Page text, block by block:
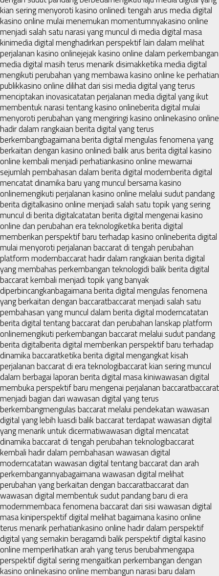
kian sering menyoroti kasino onlinedi tengah arus media digital
kasino online mulai menemukan momentumnyakasino online
menjadi salah satu narasi yang muncul di media digital masa
kinimedia digital menghadirkan perspektif lain dalam melihat
perjalanan kasino onlinejejak kasino online dalam perkembangan
media digital masih terus menarik disimakketika media digital
mengikuti perubahan yang membawa kasino online ke perhatian
publikkasino online dilihat dari sisi media digital yang terus
menciptakan inovasicatatan perjalanan media digital yang ikut
membentuk narasi tentang kasino onlineberita digital mulai
menyoroti perubahan yang mengiringi kasino onlinekasino online
hadir dalam rangkaian berita digital yang terus
berkembangbagaimana berita digital mengulas fenomena yang
berkaitan dengan kasino onlinedi balik arus berita digital kasino
online kembali menjadi perhatiankasino online mewarnai
sejumlah pembahasan dalam berita digital modernberita digital
mencatat dinamika baru yang muncul bersama kasino
onlinemengikuti perjalanan kasino online melalui sudut pandang
berita digitalkasino online menjadi salah satu topik yang sering
muncul di berita digitalcatatan berita digital mengenai kasino
online dan perubahan era teknologiketika berita digital
memberikan perspektif baru terhadap kasino onlineberita digital
mulai menyoroti perjalanan baccarat di tengah perubahan
platform modernbaccarat hadir dalam rangkaian berita digital
yang membahas perkembangan teknologidi balik berita digital
baccarat kembali menjadi topik yang banyak
diperbincangkanbagaimana berita digital mengulas fenomena
yang berkaitan dengan baccaratbaccarat menjadi salah satu
pembahasan yang muncul dalam berita digital moderncatatan
berita digital tentang baccarat dan perubahan lanskap platform
onlinemengikuti perkembangan baccarat melalui sudut pandang
berita digitalberita digital memberikan perspektif baru terhadap
dinamika baccaratketika berita digital mengangkat kisah
perjalanan baccarat di era teknologibaccarat kian sering muncul
dalam berbagai laporan berita digital masa kiniwawasan digital
membuka perspektif baru mengenai perjalanan baccaratbaccarat
menjadi bagian dari wawasan digital yang terus
berkembangmengulas baccarat melalui pendekatan wawasan
digital yang lebih luasdi balik baccarat terdapat wawasan digital
yang menarik untuk dicermatiwawasan digital mencatat
dinamika baccarat di tengah perubahan teknologibaccarat
kembali hadir dalam pembahasan wawasan digital
moderncatatan wawasan digital tentang baccarat dan arah
perkembangannyabagaimana wawasan digital melihat
perubahan yang berkaitan dengan baccaratbaccarat dan
wawasan digital membentuk sudut pandang baru di era
modernmembaca fenomena baccarat dari sisi wawasan digital
masa kiniperspektif digital melihat bagaimana kasino online
terus menarik perhatiankasino online hadir dalam perspektif
digital yang semakin beragamdi balik perspektif digital kasino
online memperlihatkan arah yang terus berubahmengapa
perspektif digital sering mengaitkan perkembangan dengan
kasino onlinekasino online membangun narasi baru dalam